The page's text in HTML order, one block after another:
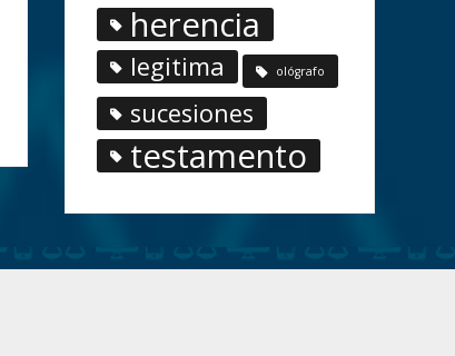
herencia
legitima ológrafo
sucesiones
testamento